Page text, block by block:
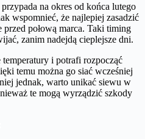
przypada na okres od końca lutego
wspomnieć, że najlepiej zasadzić
połową marca. Taki timing
zanim nadejdą cieplejsze dni.
i potrafi rozpocząć
temu można go siać wcześniej
jednak, warto unikać siewu w
te mogą wyrządzić szkody